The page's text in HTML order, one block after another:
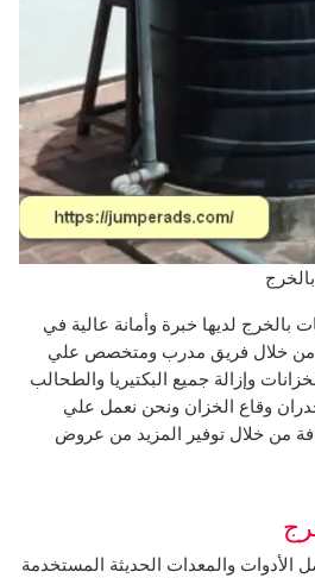
بالخرج لديها خبرة وأمانة عالية في
من خلال فريق مدرب ومتخصص علي
وإزالة جميع البكتيريا والطحالب
وقاع الخزان ونحن نعمل علي
من خلال توفير المزيد من عروض
والمعدات الحديثة المستخدمة